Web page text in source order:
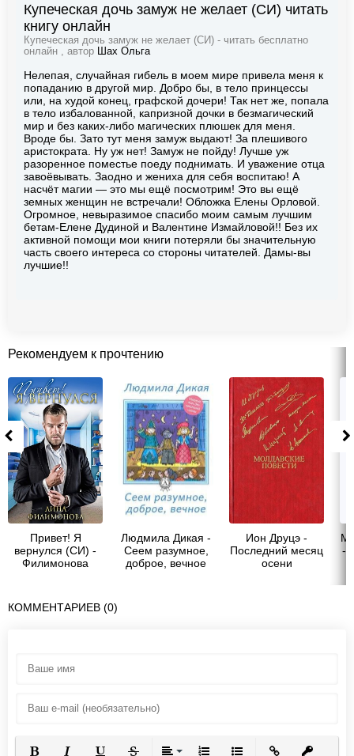
Купеческая дочь замуж не желает (СИ) читать
книгу онлайн
Купеческая дочь замуж не желает (СИ) - читать бесплатно
онлайн , автор Шах Ольга
Нелепая, случайная гибель в моем мире привела меня к
попаданию в другой мир. Добро бы, в тело принцессы
или, на худой конец, графской дочери! Так нет же, попала
в тело избалованной, капризной дочки в безмагический
мир и без каких-либо магических плюшек для меня.
Вроде бы. Зато тут меня замуж выдают! За плешивого
аристократа. Ну уж нет! Замуж не пойду! Лучше уж
разоренное поместье поеду поднимать. И уважение отца
завоёвывать. Заодно и жениха для себя воспитаю! А
насчёт магии — это мы ещё посмотрим! Это вы ещё
земных женщин не встречали! Обложка Елены Орловой.
Огромное, невыразимое спасибо моим самым лучшим
бетам-Елене Дудиной и Валентине Измайловой!! Без их
активной помощи мои книги потеряли бы значительную
часть своего интереса со стороны читателей. Дамы-вы
лучшие!!
Рекомендуем к прочтению
Привет! Я
вернулся (СИ) -
Филимонова
Людмила Дикая -
Сеем разумное,
доброе, вечное
Ион Друцэ -
Последний месяц
осени
-
КОММЕНТАРИЕВ (0)